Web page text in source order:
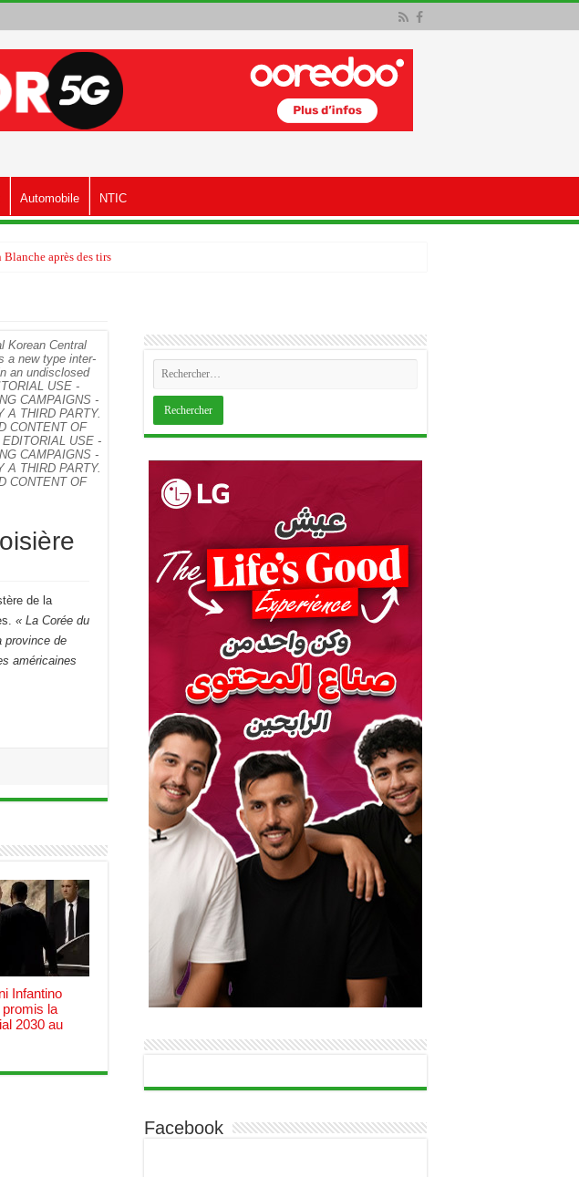
Automobile NTIC
après des tirs
Korean Central
a new type inter-
an undisclosed
USE -
CAMPAIGNS -
THIRD PARTY.
CONTENT OF
USE -
CAMPAIGNS -
THIRD PARTY.
CONTENT OF
de la
« La Corée du
province de
américaines
Infantino
promis la
2030 au
Facebook